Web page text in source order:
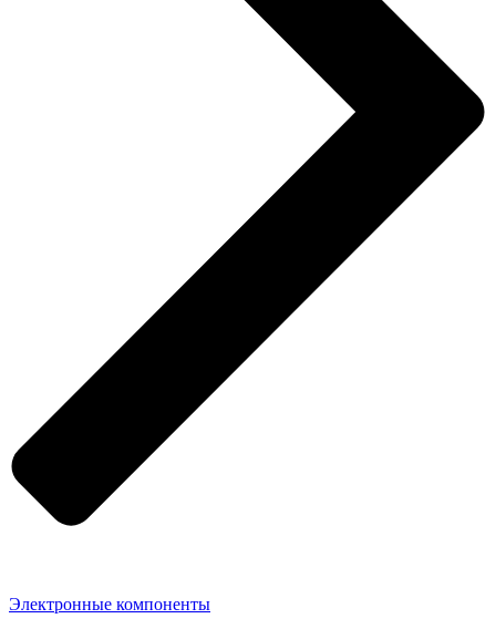
Электронные компоненты